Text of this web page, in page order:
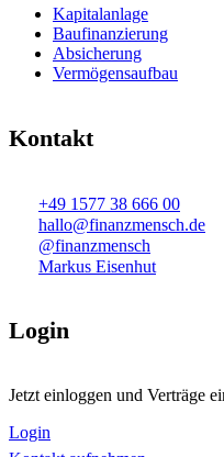
Kapitalanlage
Baufinanzierung
Absicherung
Vermögensaufbau
Kontakt
+49 1577 38 666 00
hallo@finanzmensch.de
@finanzmensch
Markus Eisenhut
Login
Jetzt einloggen und Verträge
Login